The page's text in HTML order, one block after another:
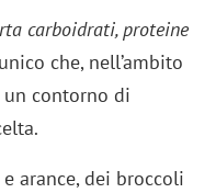
carboidrati, proteine
che, nell’ambito
contorno di
arance, dei broccoli